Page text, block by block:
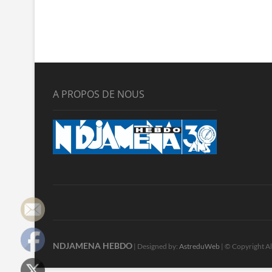
A PROPOS DE NOUS
NDJAMENA HEBDO | Designed by: AstreduWeb | © Copyright